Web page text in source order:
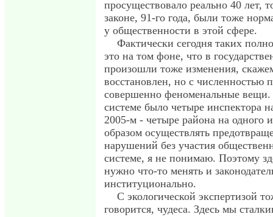
просуществовало реально 40 лет,
законе, 91-го года, были тоже
у общественности в этой сфере.
Фактически сегодня таких
это на том фоне, что в
произошли тоже изменения,
восстановлен, но с численностью
совершенно феноменальные вещи.
системе было четыре инспектора
2005-м - четыре района на одного
образом осуществлять
нарушений без участия
системе, я не понимаю. Поэтому
нужно что-то менять и
институционально.
С экологической экспертизой
говорится, чудеса. Здесь мы